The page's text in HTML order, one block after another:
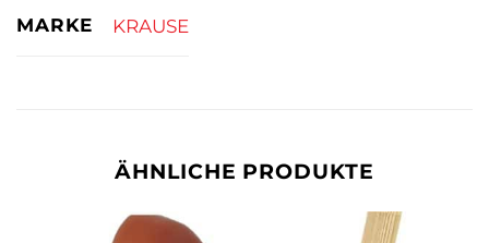
MARKE KRAUSE
ÄHNLICHE PRODUKTE